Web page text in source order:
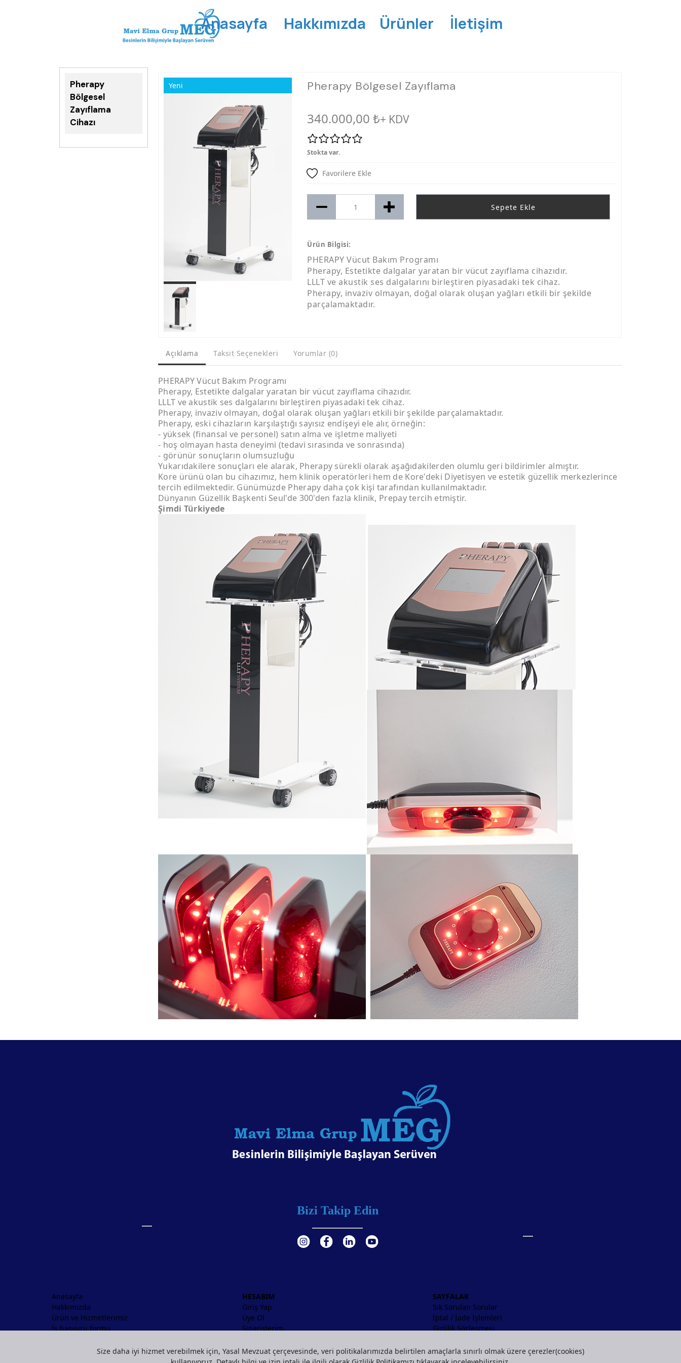
Pherapy
Bölgesel
Zayıflama
Cihazı
Yeni Pherapy Bölgesel Zayıflama
340.000,00 ₺+ KDV
Stokta var.
Favorilere Ekle
Sepete Ekle
Ürün Bilgisi:
PHERAPY Vücut Bakım Programı
Pherapy, Estetikte dalgalar yaratan bir vücut zayıflama cihazıdır.
LLLT ve akustik ses dalgalarını birleştiren piyasadaki tek cihaz.
Pherapy, invaziv olmayan, doğal olarak oluşan yağları etkili bir şekilde
parçalamaktadır.
Açıklama Taksit Seçenekleri Yorumlar (0)
PHERAPY Vücut Bakım Programı
Pherapy, Estetikte dalgalar yaratan bir vücut zayıflama cihazıdır.
LLLT ve akustik ses dalgalarını birleştiren piyasadaki tek cihaz.
Pherapy, invaziv olmayan, doğal olarak oluşan yağları etkili bir şekilde parçalamaktadır.
Pherapy, eski cihazların karşılaştığı sayısız endişeyi ele alır, örneğin:
- yüksek (finansal ve personel) satın alma ve işletme maliyeti
- hoş olmayan hasta deneyimi (tedavi sırasında ve sonrasında)
- görünür sonuçların olumsuzluğu
Yukarıdakilere sonuçları ele alarak, Pherapy sürekli olarak aşağıdakilerden olumlu geri bildirimler almıştır.
Kore ürünü olan bu cihazımız, hem klinik operatörleri hem de Kore'deki Diyetisyen ve estetik güzellik merkezlerince
tercih edilmektedir. Günümüzde Pherapy daha çok kişi tarafından kullanılmaktadır.
Dünyanın Güzellik Başkenti Seul'de 300'den fazla klinik, Prepay tercih etmiştir.
Şimdi Türkiyede
Anasayfa Hakkımızda Ürünler İletişim
Size daha iyi hizmet verebilmek için, Yasal Mevzuat çerçevesinde, veri politikalarımızda belirtilen amaçlarla sınırlı olmak üzere çerezler(cookies)
Bizi Takip Edin
Anasayfa
Hakkımızda
Ürün ve Hizmetlerimiz
İş başvuru formu
HESABIM
Giriş Yap
Üye Ol
Siparişlerim
SAYFALAR
Sık Sorulan Sorular
İptal / İade İşlemleri
Gizlilik Sözleşmesi
Ön Bilgilendirme Formu
Mesafeli Satış Sözleşmesi